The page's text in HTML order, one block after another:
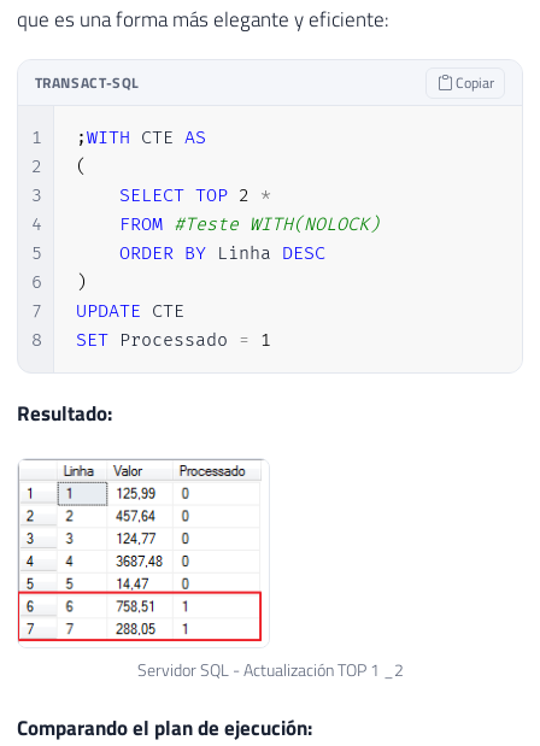
que es una forma más elegante y eficiente:
TRANSACT-SQL Copiar
1
2
3
4
5
6
7
8
;WITH CTE AS
(
SELECT TOP 2 *
FROM
#Teste	WITH(NOLOCK)
ORDER BY Linha DESC
)
UPDATE
SET Processado = 1
Resultado:
Servidor SQL - Actualización TOP 1 _2
Comparando el plan de ejecución: